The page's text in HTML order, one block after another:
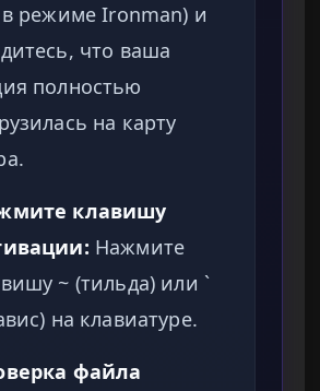
режиме Ironman) и
что ваша
полностью
на карту
клавишу
Нажмите
~ (тильда) или `
на клавиатуре.
файла